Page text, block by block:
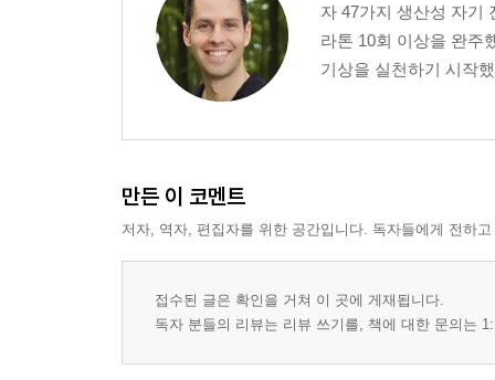
Quick Review: Night Owl to Early Riser 41
Chapter 3 Action Plan 41
Part II The 5 AM Blueprint
Chapter 4 Laying the Foundation 44
Seven Steps for Extraordinary Productivity 47
Step 1: Define Your Life's Grandest Goals 51
Chapter 5 Forget Annual Goal Setting 58
Why Long-Term Planning Doesn't Work 59
What Matters Most Right Now 61
자 47가지 생산성 자기
라톤 10회 이상을 완주
기상을 실천하기 시작
만든 이 코멘트
저자, 역자, 편집자를 위한 공간입니다. 독자들에게 전하
접수된 글은 확인을 거쳐 이 곳에 게재됩니다.
독자 분들의 리뷰는 리뷰 쓰기를, 책에 대한 문의는